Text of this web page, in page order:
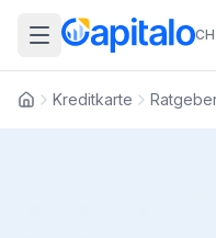
CH
Kreditkarte